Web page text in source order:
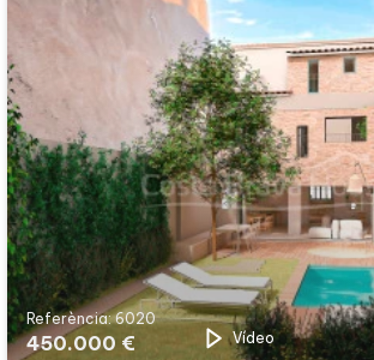
Referència: 6020
450.000 € Vídeo